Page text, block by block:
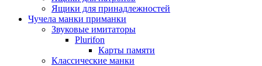
Ящики для принадлежностей
Чучела манки приманки
Звуковые имитаторы
Plurifon
Карты памяти
Классические манки